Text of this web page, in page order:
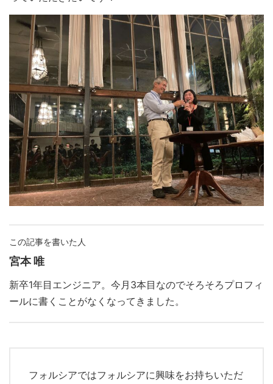
この記事を書いた人
宮本 唯
新卒1年目エンジニア。今月3本目なのでそろそろプロフィ
ールに書くことがなくなってきました。
フォルシアではフォルシアに興味をお持ちいただ